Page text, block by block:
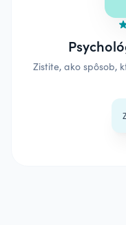
Zistite, ako spôsob,